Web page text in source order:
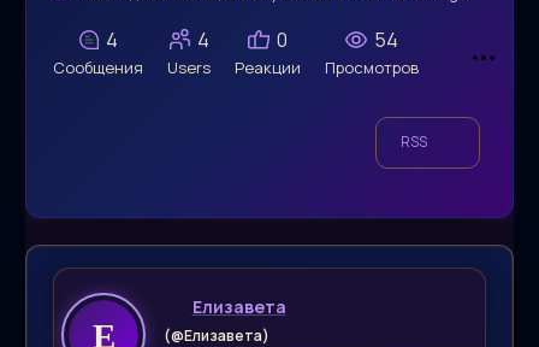
4
Сообщения
4
Users
0
Реакции
54
Просмотров
RSS
Елизавета
(@Елизавета)